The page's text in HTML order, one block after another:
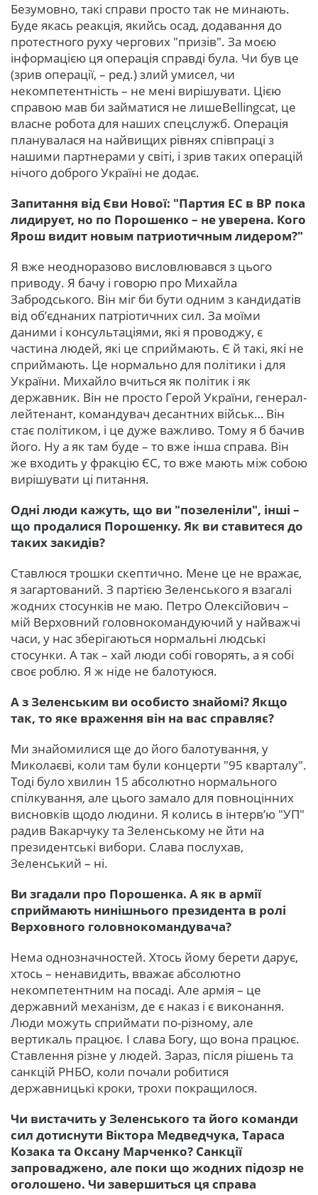
Безумовно, такі справи просто так не минають.
Буде якась реакція, якийсь осад, додавання до
протестного руху чергових "призів". За моєю
інформацією ця операція справді була. Чи був це
(зрив операції, – ред.) злий умисел, чи
некомпетентність – не мені вирішувати. Цією
справою мав би займатися не лишеBellingcat, це
власне робота для наших спецслужб. Операція
планувалася на найвищих рівнях співпраці з
нашими партнерами у світі, і зрив таких операцій
нічого доброго Україні не додає.
Запитання від Єви Нової: "Партия ЕС в ВР пока
лидирует, но по Порошенко – не уверена. Кого
Ярош видит новым патриотичным лидером?"
Я вже неодноразово висловлювався з цього
приводу. Я бачу і говорю про Михайла
Забродського. Він міг би бути одним з кандидатів
від об’єднаних патріотичних сил. За моїми
даними і консультаціями, які я проводжу, є
частина людей, які це сприймають. Є й такі, які не
сприймають. Це нормально для політики і для
України. Михайло вчиться як політик і як
державник. Він не просто Герой України, генерал-
лейтенант, командувач десантних військ… Він
стає політиком, і це дуже важливо. Тому я б бачив
його. Ну а як там буде – то вже інша справа. Він
же входить у фракцію ЄС, то вже мають між собою
вирішувати ці питання.
Одні люди кажуть, що ви "позеленіли", інші –
що продалися Порошенку. Як ви ставитеся до
таких закидів?
Ставлюся трошки скептично. Мене це не вражає,
я загартований. З партією Зеленського я взагалі
жодних стосунків не маю. Петро Олексійович –
мій Верховний головнокомандуючий у найважчі
часи, у нас зберігаються нормальні людські
стосунки. А так – хай люди собі говорять, а я собі
своє роблю. Я ж ніде не балотуюся.
А з Зеленським ви особисто знайомі? Якщо
так, то яке враження він на вас справляє?
Ми знайомилися ще до його балотування, у
Миколаєві, коли там були концерти "95 кварталу".
Тоді було хвилин 15 абсолютно нормального
спілкування, але цього замало для повноцінних
висновків щодо людини. Я колись в інтерв’ю "УП"
радив Вакарчуку та Зеленському не йти на
президентські вибори. Слава послухав,
Зеленський – ні.
Ви згадали про Порошенка. А як в армії
сприймають нинішнього президента в ролі
Верховного головнокомандувача?
Нема однозначностей. Хтось йому берети дарує,
хтось – ненавидить, вважає абсолютно
некомпетентним на посаді. Але армія – це
державний механізм, де є наказ і є виконання.
Люди можуть сприймати по-різному, але
вертикаль працює. І слава Богу, що вона працює.
Ставлення різне у людей. Зараз, після рішень та
санкцій РНБО, коли почали робитися
державницькі кроки, трохи покращилося.
Чи вистачить у Зеленського та його команди
сил дотиснути Віктора Медведчука, Тараса
Козака та Оксану Марченко? Санкції
запроваджено, але поки що жодних підозр не
оголошено. Чи завершиться ця справа